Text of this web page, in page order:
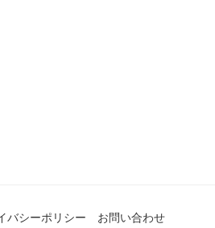
バシーポリシー お問い合わせ